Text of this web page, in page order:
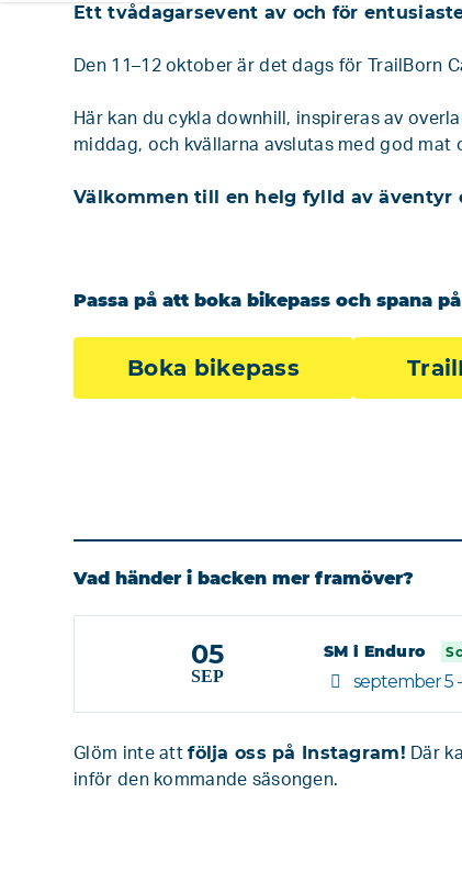
Ett tvådagarsevent av och för
Den 11–12 oktober är det dags för TrailBorn
Här kan du cykla downhill, inspireras av
middag, och kvällarna avslutas med god mat
Välkommen till en helg fylld av äventyr
Passa på att boka bikepass och spana
Boka bikepass
Vad händer i backen mer framöver?
05
SEP
SM i Enduro
september 5
Glöm inte attfölja oss på Instagram! Där
inför den kommande säsongen.